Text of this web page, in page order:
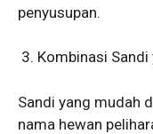
penyusupan.
Kombinasi
Sandi yang mudah
nama hewan